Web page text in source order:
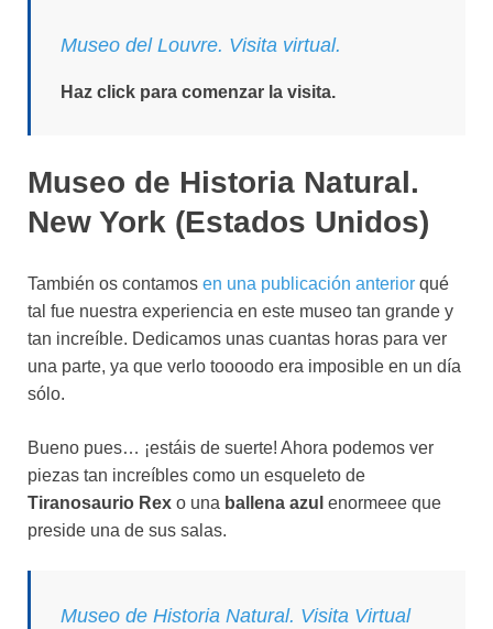
Museo del Louvre. Visita virtual.
Haz click para comenzar la visita.
Museo de Historia Natural.
New York (Estados Unidos)
También os contamos en una publicación anterior qué
tal fue nuestra experiencia en este museo tan grande y
tan increíble. Dedicamos unas cuantas horas para ver
una parte, ya que verlo toooodo era imposible en un día
sólo.
Bueno pues… ¡estáis de suerte! Ahora podemos ver
piezas tan increíbles como un esqueleto de
Tiranosaurio Rex o una ballena azul enormeee que
preside una de sus salas.
Museo de Historia Natural. Visita Virtual